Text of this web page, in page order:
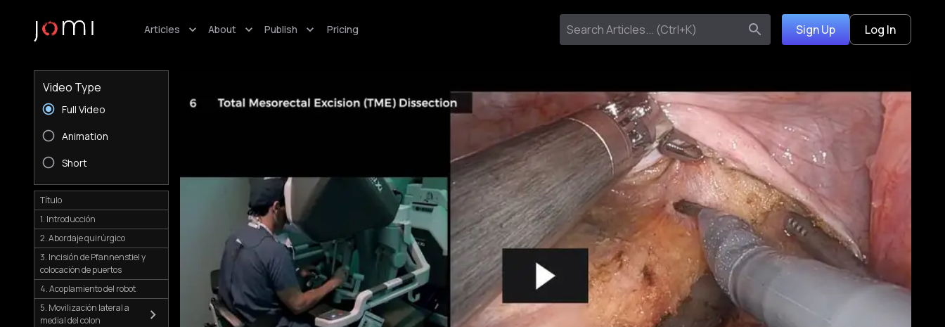
Articles About Publish Pricing Sign Up Log In
Video Type
Full Video
Animation
Short
Título
1. Introducción
2. Abordaje quirúrgico
3. Incisión de Pfannenstiel y
colocación de puertos
4. Acoplamiento del robot
5. Movilización lateral a
medial del colon